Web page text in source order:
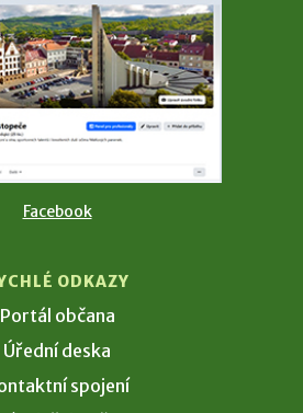
Facebook
ODKAZY
Portál občana
Úřední deska
spojení